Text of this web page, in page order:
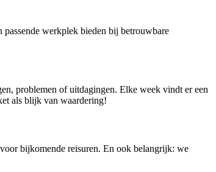
passende werkplek bieden bij betrouwbare
problemen of uitdagingen. Elke week vindt er een
als blijk van waardering!
bijkomende reisuren. En ook belangrijk: we